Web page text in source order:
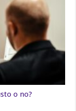
o no?